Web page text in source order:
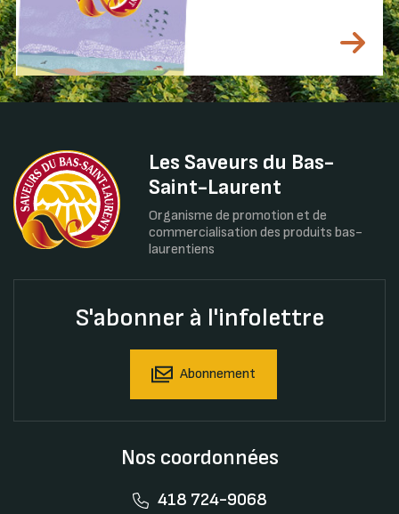
Les Saveurs du Bas-
Saint-Laurent
Organisme de promotion et de
commercialisation des produits bas-
laurentiens
S'abonner à l'infolettre
Abonnement
Nos coordonnées
418 724-9068